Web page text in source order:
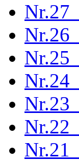
Nr.27
Nr.26
Nr.25
Nr.24
Nr.23
Nr.22
Nr.21